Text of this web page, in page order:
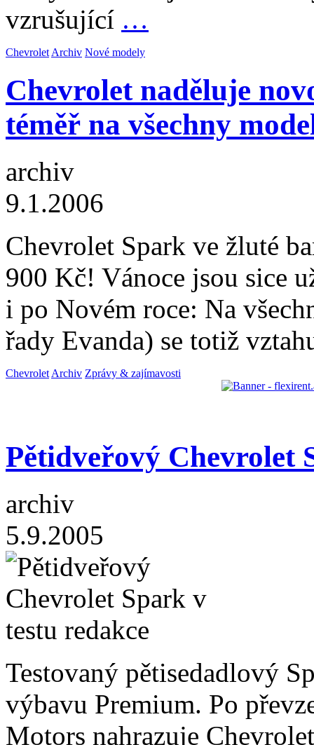
vzrušující …
Chevrolet Archiv Nové modely
Chevrolet naděluje
téměř na všechny
archiv
9.1.2006
Chevrolet Spark ve žluté
900 Kč! Vánoce jsou sice
i po Novém roce: Na
řady Evanda) se totiž
Chevrolet Archiv Zprávy & zajímavosti
Pětidveřový Chevrolet
archiv
5.9.2005
Testovaný pětisedadlový
výbavu Premium. Po
Motors nahrazuje